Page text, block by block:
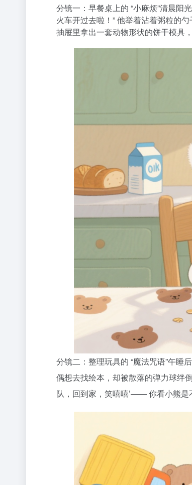
分镜一：早餐桌上的 “小麻烦”清晨阳
火车开过去啦！” 他举着沾着粥粒的
抽屉里拿出一套动物形状的饼干模具
分镜二：整理玩具的 “魔法咒语”午
偶想去找绘本，却被散落的弹力球绊
队，回到家，笑嘻嘻’—— 你看小熊是